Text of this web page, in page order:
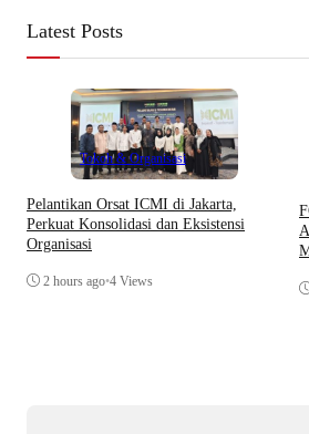
Latest Posts
Tokoh & Organisasi
Pelantikan Orsat ICMI di Jakarta,
Perkuat Konsolidasi dan Eksistensi
Organisasi
2 hours ago•4 Views